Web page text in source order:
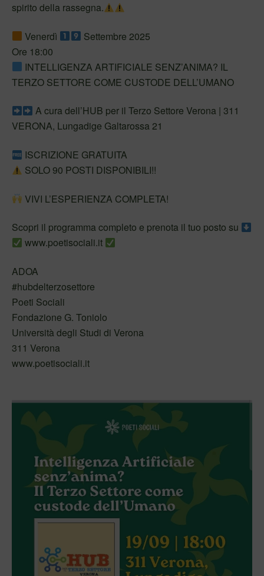
spirito della rassegna.
Venerdì
Settembre 2025
Ore 18:00
INTELLIGENZA ARTIFICIALE SENZ’ANIMA? IL
TERZO SETTORE COME CUSTODE DELL’UMANO
A cura dell’HUB per il Terzo Settore Verona | 311
VERONA, Lungadige Galtarossa 21
ISCRIZIONE GRATUITA
SOLO 90 POSTI DISPONIBILI!!
VIVI L’ESPERIENZA COMPLETA!
Scopri il programma completo e prenota il tuo posto su
www.poetisociali.it
ADOA
#hubdelterzosettore
Poeti Sociali
Fondazione G. Toniolo
Università degli Studi di Verona
311 Verona
www.poetisociali.it